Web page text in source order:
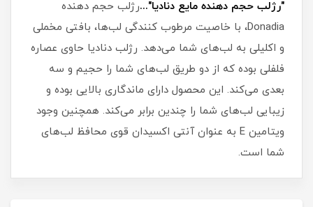
"رژلب حجم دهنده مایع دنادیا"...رژلب حجم دهنده
Donadia، با خاصیت مرطوب کنندگی لب‌ها، بافتی مخملی
و اکلیلی به لب‌های شما می‌دهد. رژلب دنادیا حاوی عصاره
فلفلی بوده که از دو طریق لب‌های شما را حجیم و سه
بعدی می‌کند. این محصول دارای ماندگاری بالایی بوده و
زیبایی لب‌های شما را چندین برابر می‌کند. همچنین وجود
ویتامین E به عنوان آنتی اکسیدان قوی محافظ لب‌های
شما است.